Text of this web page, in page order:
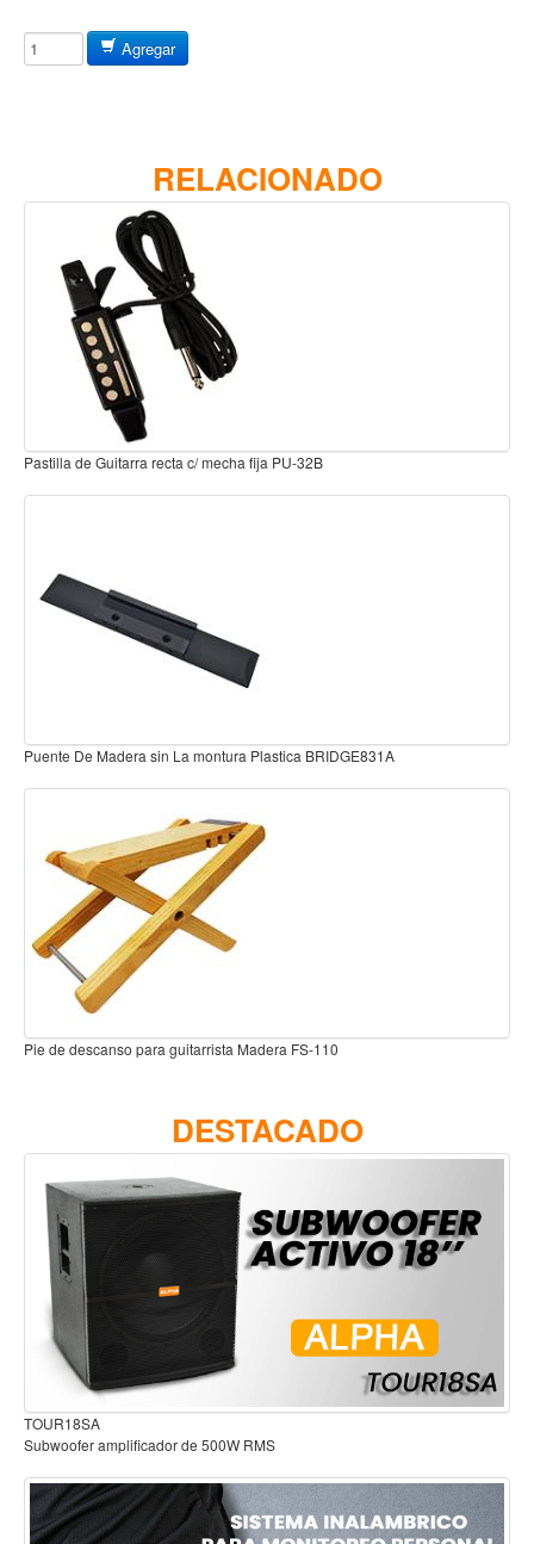
Pergaminos
Pedestal para platillo
Pedestal para Hi-Hat
Pedestal para redoblante
Herrajes
Pedal
Accesorios
Teclado
Sintetizadores
Controladores
Accesorios
Violin
Viola
Cello
Contrabajo
Fundas y estuches
Acordeón y concertinas
Armonica
Clarinete
Cornetas y cornos
Flauta y pitos
Melodica
Saxofon
Trompeta
Otros instrumentos de viento
Cañuelas
Agregar
RELACIONADO
Pastilla de Guitarra recta c/ mecha fija PU-32B
Puente De Madera sin La montura Plastica BRIDGE831A
Pie de descanso para guitarrista Madera FS-110
DESTACADO
TOUR18SA
Subwoofer amplificador de 500W RMS